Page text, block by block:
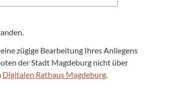
zügige Bearbeitung Ihres Anliegens
der Stadt Magdeburg nicht über
Digitalen Rathaus Magdeburg